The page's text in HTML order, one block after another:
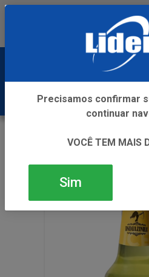
ICE
Precisamos confirmar
continuar
VOCÊ TEM MAIS
Sim